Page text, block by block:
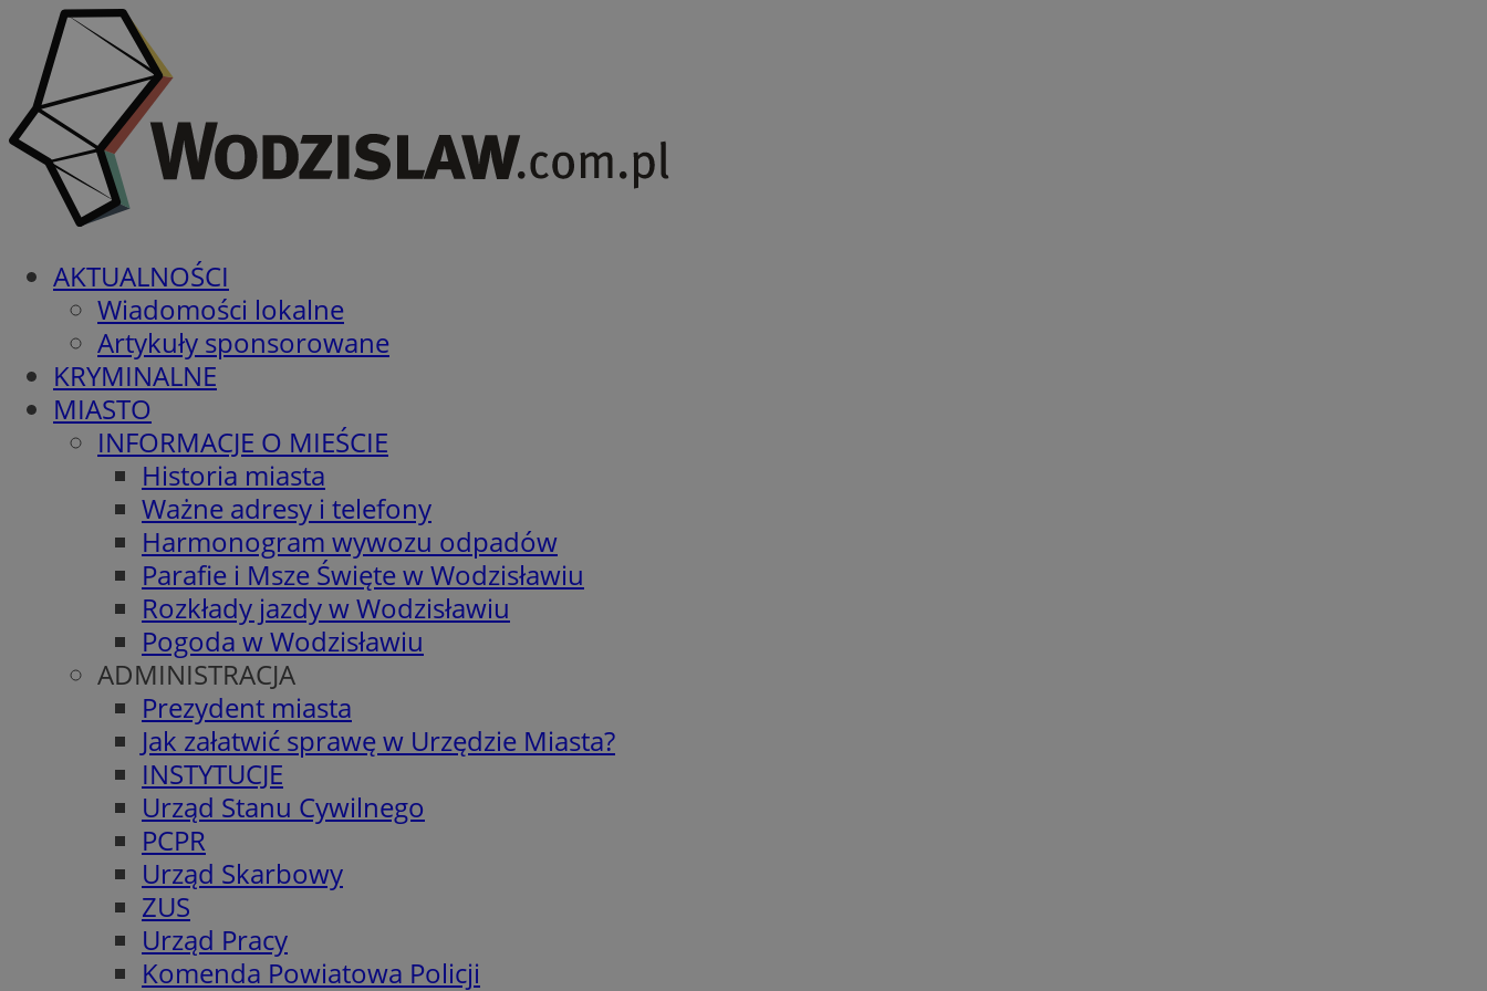
AKTUALNOŚCI
Wiadomości lokalne
Artykuły sponsorowane
KRYMINALNE
MIASTO
INFORMACJE O MIEŚCIE
Historia miasta
Ważne adresy i telefony
Harmonogram wywozu odpadów
Parafie i Msze Święte w Wodzisławiu
Rozkłady jazdy w Wodzisławiu
Pogoda w Wodzisławiu
ADMINISTRACJA
Prezydent miasta
Jak załatwić sprawę w Urzędzie Miasta?
INSTYTUCJE
Urząd Stanu Cywilnego
PCPR
Urząd Skarbowy
ZUS
Urząd Pracy
Komenda Powiatowa Policji